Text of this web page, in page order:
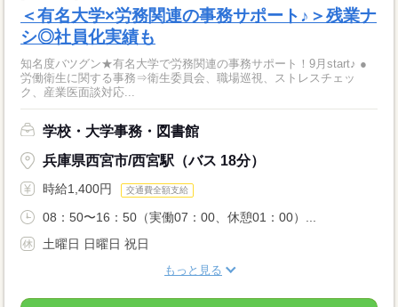
＜有名大学×労務関連の事務サポート♪＞残業ナ
シ◎社員化実績も
知名度バツグン★有名大学で労務関連の事務サポート！9月start♪ ●
労働衛生に関する事務⇒衛生委員会、職場巡視、ストレスチェッ
ク、産業医面談対応...
学校・大学事務・図書館
兵庫県西宮市/西宮駅（バス 18分）
時給1,400円 交通費全額支給
08：50〜16：50（実働07：00、休憩01：00）...
土曜日 日曜日 祝日
もっと見る